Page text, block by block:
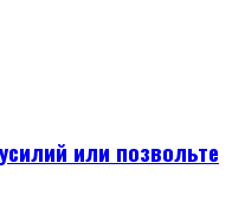
или позвольте